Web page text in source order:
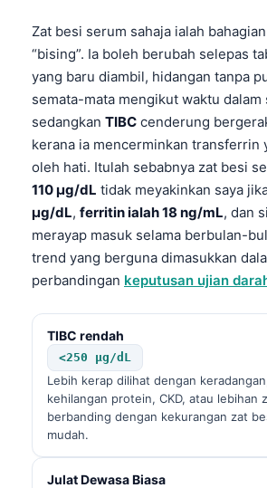
Zat besi serum sahaja ialah
“bising”. Ia boleh berubah selepas
yang baru diambil, hidangan tanpa
semata-mata mengikut waktu dalam
sedangkan TIBC cenderung
kerana ia mencerminkan transferrin
oleh hati. Itulah sebabnya zat besi
110 µg/dL tidak meyakinkan saya
µg/dL, ferritin ialah 18 ng/mL, dan
merayap masuk selama berbulan-
trend yang berguna dimasukkan
perbandingan keputusan ujian
TIBC rendah
<250 µg/dL
Lebih kerap dilihat dengan
kehilangan protein, CKD, atau lebihan
berbanding dengan kekurangan zat
mudah.
Julat Dewasa Biasa